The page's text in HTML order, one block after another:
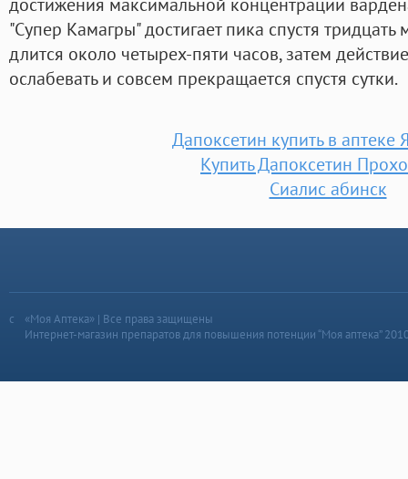
"Супер Камагры" достигает пика спустя
длится около четырех-пяти часов, затем
ослабевать и совсем прекращается спустя сутки.
Дапоксетин купить в аптеке
Купить Дапоксетин
Сиалис абинск
«Моя Аптека» | Все права защищены
Интернет-магазин препаратов для повышения потенции “Моя аптека”